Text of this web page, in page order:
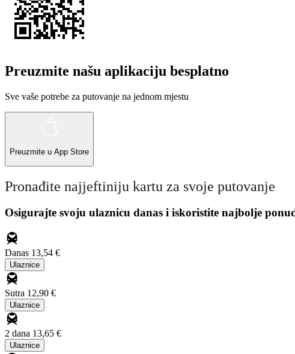
Preuzmite našu aplikaciju besplatno
Sve vaše potrebe za putovanje na jednom mjestu
Preuzmite u App Store
Pronađite najjeftiniju kartu za svoje putovanje
Osigurajte svoju ulaznicu danas i iskoristite najbolje
Danas 13,54 €
Ulaznice
Sutra 12,90 €
Ulaznice
2 dana 13,65 €
Ulaznice